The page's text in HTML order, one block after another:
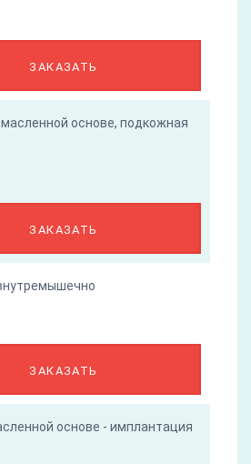
ЗАКАЗАТЬ
основе, подкожная
ЗАКАЗАТЬ
ЗАКАЗАТЬ
основе - имплантация